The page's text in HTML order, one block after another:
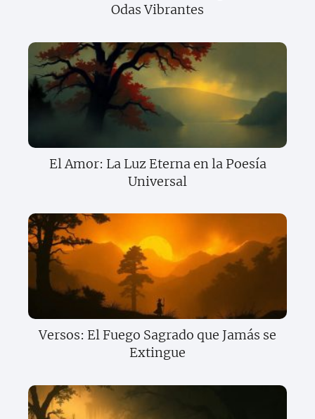
Odas Vibrantes
El Amor: La Luz Eterna en la Poesía
Universal
Versos: El Fuego Sagrado que Jamás se
Extingue